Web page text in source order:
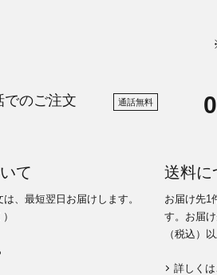
でのご注文 通話無料
て
、最短翌日お届けします。
送料に
お届け先1
す。お届
（税込）
詳しくは